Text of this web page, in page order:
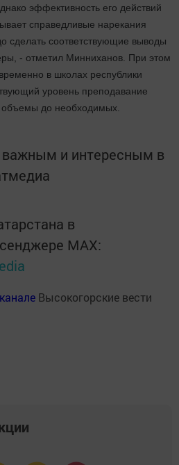
эффективность его действий
справедливые нарекания
сделать соответствующие выводы
- отметил Минниханов. При этом
в школах республики
уровень преподавание
объемы до необходимых.
и интересным в
в
MАХ:
Высокогорские вести